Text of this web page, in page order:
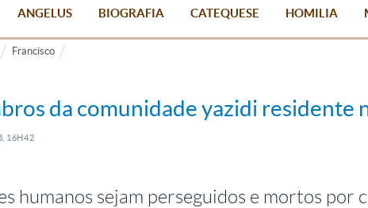
ANGELUS BIOGRAFIA CATEQUESE HOMILIA
Francisco
da comunidade yazidi residente
16H42
humanos sejam perseguidos e mortos por